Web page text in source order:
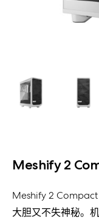
Meshify 2
Meshify 2
大胆又不失神秘。